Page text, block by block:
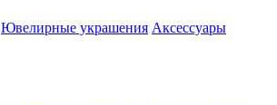
Ювелирные украшения Аксессуары